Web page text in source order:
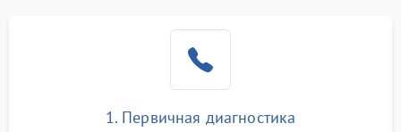
1. Первичная диагностика